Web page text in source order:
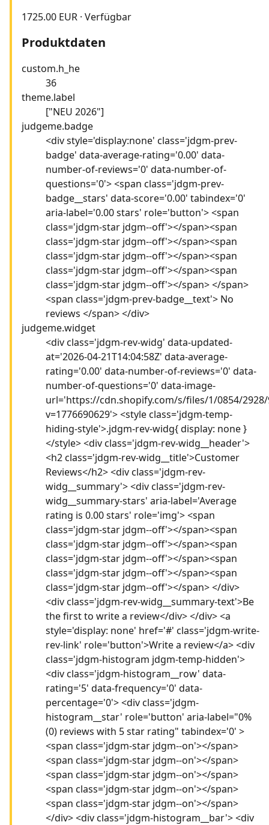
1725.00 EUR · Verfügbar
Produktdaten
custom.h_he
36
theme.label
["NEU 2026"]
judgeme.badge
<div style='display:none' class='jdgm-prev-
badge' data-average-rating='0.00' data-
number-of-reviews='0' data-number-of-
questions='0'> <span class='jdgm-prev-
badge__stars' data-score='0.00' tabindex='0'
aria-label='0.00 stars' role='button'> <span
class='jdgm-star jdgm--off'></span><span
class='jdgm-star jdgm--off'></span><span
class='jdgm-star jdgm--off'></span><span
class='jdgm-star jdgm--off'></span><span
class='jdgm-star jdgm--off'></span> </span>
<span class='jdgm-prev-badge__text'> No
reviews </span> </div>
judgeme.widget
<div class='jdgm-rev-widg' data-updated-
at='2026-04-21T14:04:58Z' data-average-
rating='0.00' data-number-of-reviews='0' data-
number-of-questions='0' data-image-
url='https://cdn.shopify.com/s/files/1/0854/2928/
v=1776690629'> <style class='jdgm-temp-
hiding-style'>.jdgm-rev-widg{ display: none }
</style> <div class='jdgm-rev-widg__header'>
<h2 class='jdgm-rev-widg__title'>Customer
Reviews</h2> <div class='jdgm-rev-
widg__summary'> <div class='jdgm-rev-
widg__summary-stars' aria-label='Average
rating is 0.00 stars' role='img'> <span
class='jdgm-star jdgm--off'></span><span
class='jdgm-star jdgm--off'></span><span
class='jdgm-star jdgm--off'></span><span
class='jdgm-star jdgm--off'></span><span
class='jdgm-star jdgm--off'></span> </div>
<div class='jdgm-rev-widg__summary-text'>Be
the first to write a review</div> </div> <a
style='display: none' href='#' class='jdgm-write-
rev-link' role='button'>Write a review</a> <div
class='jdgm-histogram jdgm-temp-hidden'>
<div class='jdgm-histogram__row' data-
rating='5' data-frequency='0' data-
percentage='0'> <div class='jdgm-
histogram__star' role='button' aria-label="0%
(0) reviews with 5 star rating" tabindex='0' >
<span class='jdgm-star jdgm--on'></span>
<span class='jdgm-star jdgm--on'></span>
<span class='jdgm-star jdgm--on'></span>
<span class='jdgm-star jdgm--on'></span>
<span class='jdgm-star jdgm--on'></span>
</div> <div class='jdgm-histogram__bar'> <div